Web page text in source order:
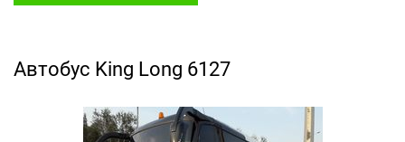
Автобус King Long 6127